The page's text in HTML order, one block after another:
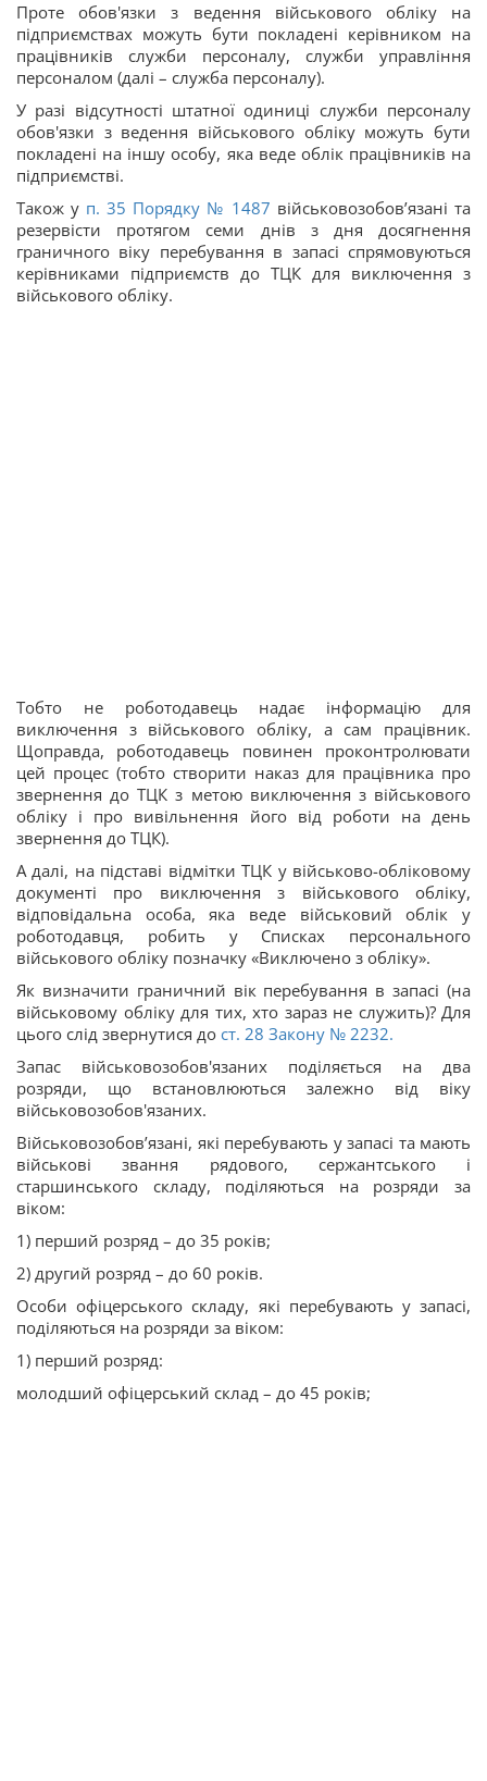
Проте обов'язки з ведення військового обліку на
підприємствах можуть бути покладені керівником на
працівників служби персоналу, служби управління
персоналом (далі – служба персоналу).
У разі відсутності штатної одиниці служби персоналу
обов'язки з ведення військового обліку можуть бути
покладені на іншу особу, яка веде облік працівників на
підприємстві.
Також у п. 35 Порядку № 1487 військовозобов’язані та
резервісти протягом семи днів з дня досягнення
граничного віку перебування в запасі спрямовуються
керівниками підприємств до ТЦК для виключення з
військового обліку.
Тобто не роботодавець надає інформацію для
виключення з військового обліку, а сам працівник.
Щоправда, роботодавець повинен проконтролювати
цей процес (тобто створити наказ для працівника про
звернення до ТЦК з метою виключення з військового
обліку і про вивільнення його від роботи на день
звернення до ТЦК).
А далі, на підставі відмітки ТЦК у військово-обліковому
документі про виключення з військового обліку,
відповідальна особа, яка веде військовий облік у
роботодавця, робить у Списках персонального
військового обліку позначку «Виключено з обліку».
Як визначити граничний вік перебування в запасі (на
військовому обліку для тих, хто зараз не служить)? Для
цього слід звернутися до ст. 28 Закону № 2232.
Запас військовозобов'язаних поділяється на два
розряди, що встановлюються залежно від віку
військовозобов'язаних.
Військовозобов’язані, які перебувають у запасі та мають
військові звання рядового, сержантського і
старшинського складу, поділяються на розряди за
віком:
1) перший розряд – до 35 років;
2) другий розряд – до 60 років.
Особи офіцерського складу, які перебувають у запасі,
поділяються на розряди за віком:
1) перший розряд:
молодший офіцерський склад – до 45 років;